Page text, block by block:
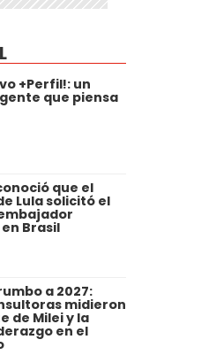
+Perfil!: un
que piensa
que el
Lula solicitó el
Brasil
a 2027:
midieron
de Milei y la
en el